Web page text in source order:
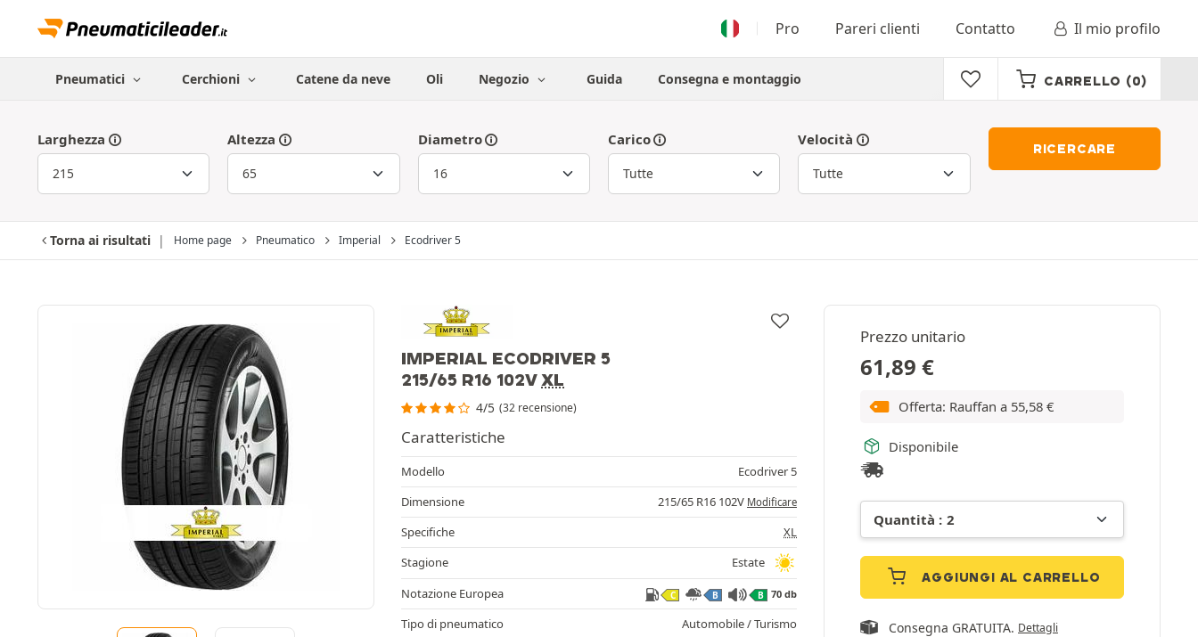
Pro Pareri clienti Contatto Il mio profilo
Pneumatici Cerchioni Catene da neve Oli Negozio Guida Consegna e montaggio CARRELLO (0)
Larghezza Altezza Diametro Carico Velocità
RICERCARE
Torna ai risultati Home page Pneumatico Imperial Ecodriver 5
IMPERIAL ECODRIVER 5
215/65 R16 102VXL
4/5 (32 recensione)
Prezzo unitario
61,89 €
Offerta: Rauffan a 55,58 €
Disponibile
AGGIUNGI AL CARRELLO
Consegna GRATUITA. Dettagli
Caratteristiche
Modello
Ecodriver 5
Dimensione
215/65 R16 102V Modificare
Specifiche
XL
Stagione
Estate
Notazione Europea
C B B 70 db
Tipo di pneumatico
Automobile / Turismo